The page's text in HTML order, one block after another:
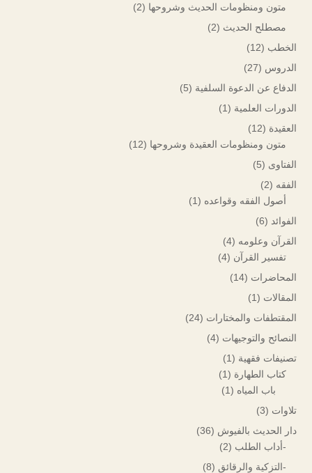
متون ومنظومات الحديث وشروحها (2)
مصطلح الحديث (2)
الخطب (12)
الدروس (27)
الدفاع عن الدعوة السلفية (5)
الدورات العلمية (1)
العقيدة (12)
متون ومنظومات العقيدة وشروحها (12)
الفتاوى (5)
الفقه (2)
أصول الفقه وقواعده (1)
الفوائد (6)
القرآن وعلومه (4)
تفسير القرآن (4)
المحاضرات (14)
المقالات (1)
المقتطفات والمختارات (24)
النصائح والتوجيهات (4)
تصنيفات فقهية (1)
كتاب الطهارة (1)
باب المياه (1)
تلاوات (3)
دار الحديث بالفيوش (36)
-أداب الطلب (2)
-التزكية والرقائق (8)